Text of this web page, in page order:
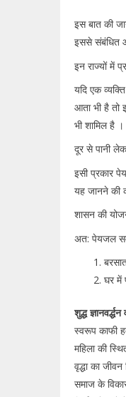
इस बात की
इससे संबंधित
इन राज्यों में
यदि एक
आता भी है तो
भी शामिल है ।
दूर से पानी
इसी प्रकार
यह जानने की
शासन की
अत: पेयजल
घर में
शुद्ध
स्वरूप काफी
महिला की
वृद्धा का
समाज के